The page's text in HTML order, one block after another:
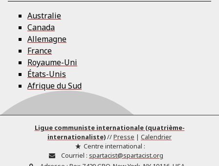
Australie
Canada
Allemagne
France
Royaume-Uni
États-Unis
Afrique du Sud
Ligue communiste internationale (quatrième-
internationaliste)//Presse | Calendrier
Centre international :
Courriel : spartacist@spartacist.org